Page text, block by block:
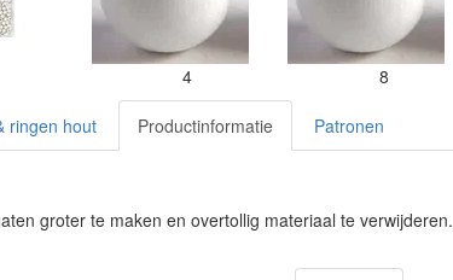
4 8
ringen hout Productinformatie Patronen
groter te maken en overtollig materiaal te verwijderen.